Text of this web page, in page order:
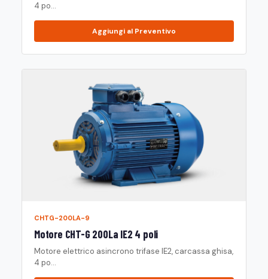
4 po...
Aggiungi al Preventivo
CHTG-200LA-9
Motore CHT-G 200La IE2 4 poli
Motore elettrico asincrono trifase IE2, carcassa ghisa,
4 po...